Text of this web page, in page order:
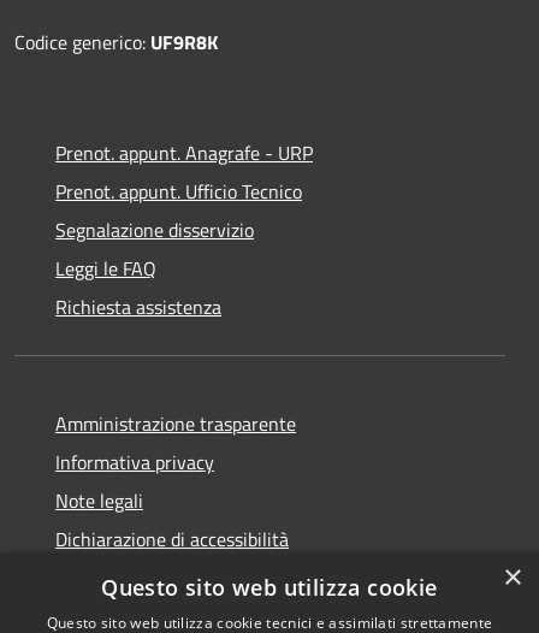
Codice generico: UF9R8K
Prenot. appunt. Anagrafe - URP
Prenot. appunt. Ufficio Tecnico
Segnalazione disservizio
Leggi le FAQ
Richiesta assistenza
Amministrazione trasparente
Informativa privacy
Note legali
Dichiarazione di accessibilità
Whistleblowing
×
Questo sito web utilizza cookie
Questo sito web utilizza cookie tecnici e assimilati strettamente